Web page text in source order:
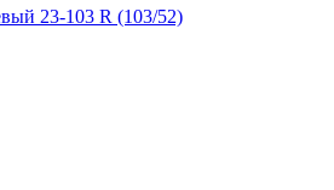
23-103 R (103/52)